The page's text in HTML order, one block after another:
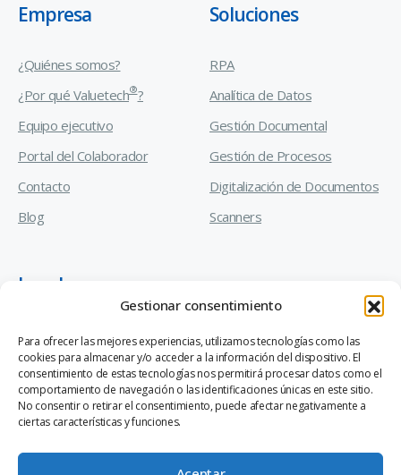
Gestionar consentimiento
Para ofrecer las mejores experiencias, utilizamos tecnologías como las
cookies para almacenar y/o acceder a la información del dispositivo. El
consentimiento de estas tecnologías nos permitirá procesar datos como el
comportamiento de navegación o las identificaciones únicas en este sitio.
No consentir o retirar el consentimiento, puede afectar negativamente a
ciertas características y funciones.
Empresa
¿Quiénes somos?
¿Por qué Valuetech®?
Equipo ejecutivo
Portal del Colaborador
Contacto
Blog
Soluciones
RPA
Analítica de Datos
Gestión Documental
Gestión de Procesos
Digitalización de Documentos
Scanners
Legal
Manual de Prevención de Delitos
Código de Ética y Conducta Empresarial
Canal de Denuncias Ley 20.393